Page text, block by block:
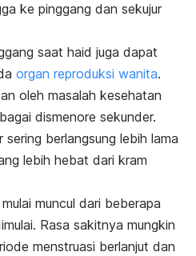
ke pinggang dan sekujur
saat haid juga dapat
organ reproduksi wanita.
oleh masalah kesehatan
dismenore sekunder.
berlangsung lebih lama
lebih hebat dari kram
muncul dari beberapa
Rasa sakitnya mungkin
menstruasi berlanjut dan